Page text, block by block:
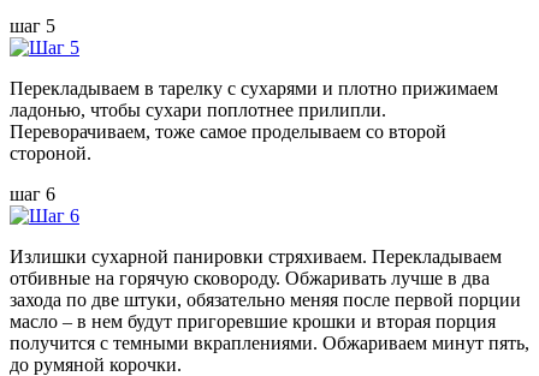
шаг 5
Перекладываем в тарелку с сухарями и плотно прижимаем
ладонью, чтобы сухари поплотнее прилипли.
Переворачиваем, тоже самое проделываем со второй
стороной.
шаг 6
Излишки сухарной панировки стряхиваем. Перекладываем
отбивные на горячую сковороду. Обжаривать лучше в два
захода по две штуки, обязательно меняя после первой порции
масло – в нем будут пригоревшие крошки и вторая порция
получится с темными вкраплениями. Обжариваем минут пять,
до румяной корочки.